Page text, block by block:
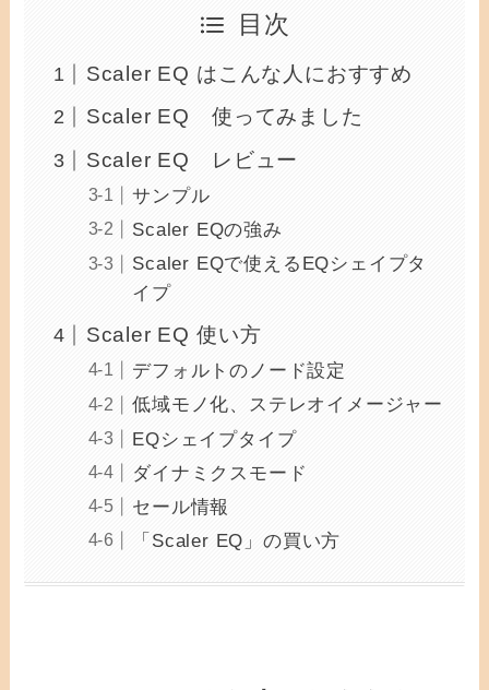
目次
Scaler EQ はこんな人におすすめ
Scaler EQ 使ってみました
Scaler EQ レビュー
サンプル
Scaler EQの強み
Scaler EQで使えるEQシェイプタ
イプ
Scaler EQ 使い方
デフォルトのノード設定
低域モノ化、ステレオイメージャー
EQシェイプタイプ
ダイナミクスモード
セール情報
「Scaler EQ」の買い方